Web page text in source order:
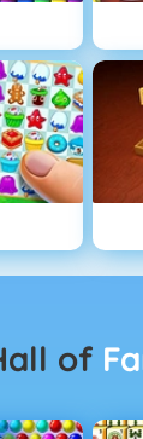
Hall of